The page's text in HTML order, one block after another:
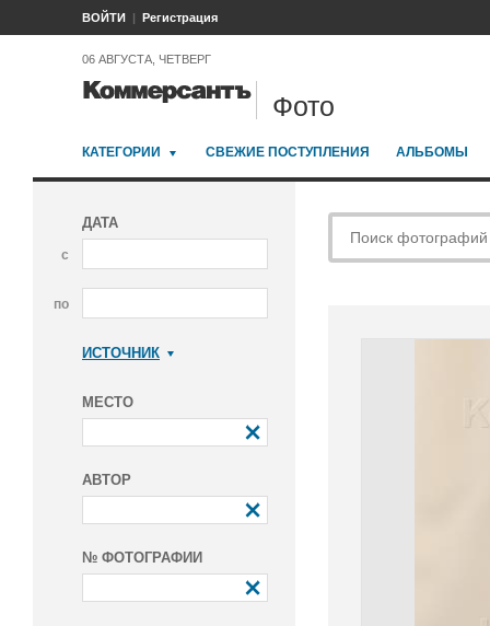
ВОЙТИ Регистрация
06 АВГУСТА, ЧЕТВЕРГ
Фото
КАТЕГОРИИ СВЕЖИЕ ПОСТУПЛЕНИЯ АЛЬБОМЫ
ДАТА
с
по
ИСТОЧНИК
МЕСТО
АВТОР
№ ФОТОГРАФИИ